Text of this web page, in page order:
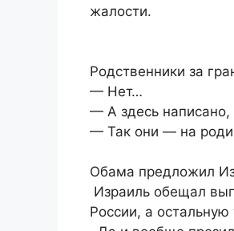
жалости.
Родственники за
— Нет…
— А здесь написано,
— Так они — на
Обама предложил
Израиль обещал
России, а